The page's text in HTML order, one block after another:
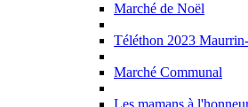
Marché de Noël
Téléthon 2023
Marché Communal
Les mamans à